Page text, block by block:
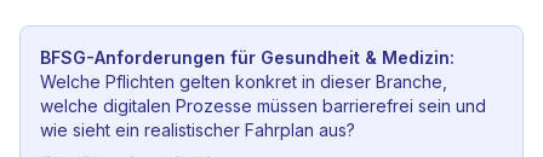
BFSG-Anforderungen für Gesundheit & Medizin:
Welche Pflichten gelten konkret in dieser Branche,
welche digitalen Prozesse müssen barrierefrei sein und
wie sieht ein realistischer Fahrplan aus?